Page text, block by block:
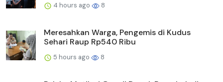
4 hours ago 8
Meresahkan Warga, Pengemis di Kudus
Sehari Raup Rp540 Ribu
5 hours ago 8